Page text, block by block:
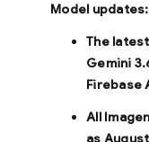
Model updates:
The
Gemini
Firebase
All
as